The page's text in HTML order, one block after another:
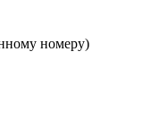
номеру)